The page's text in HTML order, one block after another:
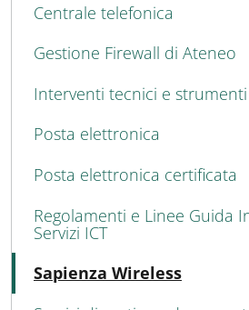
Centrale telefonica
Gestione Firewall di Ateneo
Interventi tecnici e
Posta elettronica
Posta elettronica certificata
Regolamenti e Linee Guida
Servizi ICT
Sapienza Wireless